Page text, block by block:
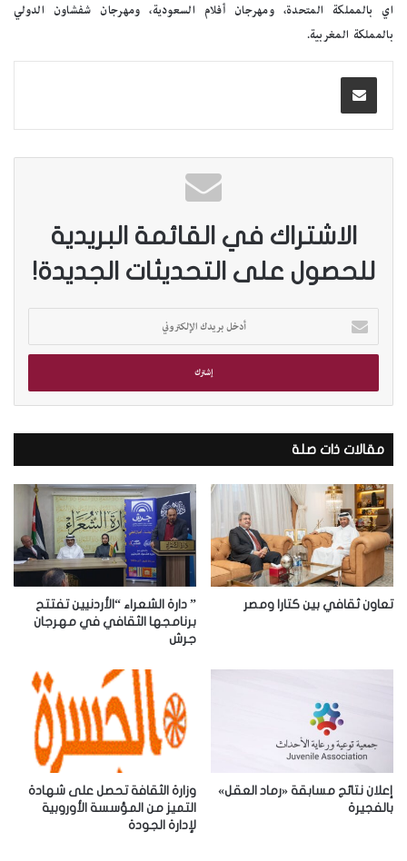
اي بالمملكة المتحدة، ومهرجان أفلام السعودية، ومهرجان شفشاون الدولي
بالمملكة المغربية.
الاشتراك في القائمة البريدية
للحصول على التحديثات الجديدة!
خ
ب
ي
د
ك
ا
ل
إ
ل
ت
ر
مقالات ذات صلة
تعاون ثقافي بين كتارا ومصر
” دارة الشعراء “الأردنيين تفتتح
برنامجها الثقافي في مهرجان
جرش
إعلان نتائج مسابقة «رماد العقل»
بالفجيرة
وزارة الثقافة تحصل على شهادة
التميز من المؤسسة الأوروبية
لإدارة الجودة